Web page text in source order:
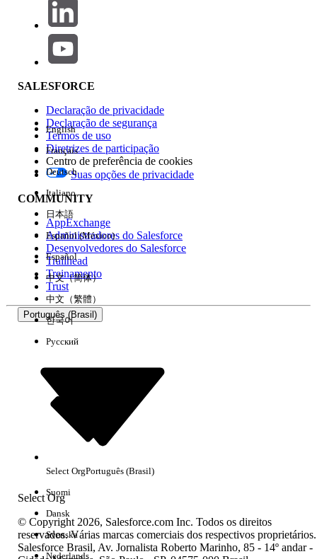
Impacto do recurso
Edição
Experiência
Sem resultados
SALESFORCE
Declaração de privacidade
Declaração de segurança
Termos de uso
Diretrizes de participação
Centro de preferência de cookies
Suas opções de privacidade
COMMUNITY
AppExchange
Administradores do Salesforce
Desenvolvedores do Salesforce
Trailhead
Treinamento
Trust
Português (Brasil)
Select Org
English
Français
Deutsch
Italiano
日本語
Español (México)
Español
中文（简体）
中文（繁體）
한국어
Русский
Select OrgPortuguês (Brasil)
Suomi
Dansk
Svenska
Nederlands
© Copyright 2026, Salesforce.com Inc. Todos os direitos
reservados. Várias marcas comerciais dos respectivos proprietários.
Salesforce Brasil, Av. Jornalista Roberto Marinho, 85 - 14º andar -